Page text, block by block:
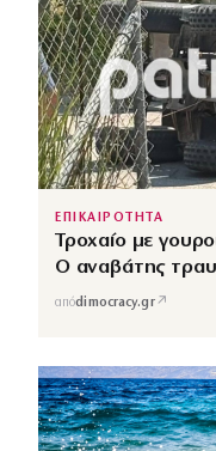
ΕΠΙΚΑΙΡΟΤΗΤΑ
Τροχαίο με
Ο αναβάτης
απόdimocracy.gr↗